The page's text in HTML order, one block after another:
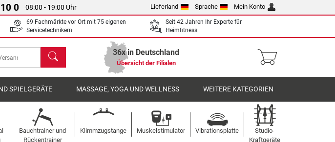
0 08:00 - 19:00 Uhr Lieferland Sprache Mein Konto
69 Fachmärkte vor Ort mit 75 eigenen
Servicetechnikern
Seit 42 Jahren Ihr Experte für
Heimfitness
Suchen 36x in Deutschland
Übersicht der Filialen
SPIELGERÄTE MASSAGE, YOGA UND WELLNESS WEITERE KATEGORIEN
Bauchtrainer und
Rückentrainer
Klimmzugstange Muskelstimulator Vibrationsplatte
Studio-
Kraftgeräte